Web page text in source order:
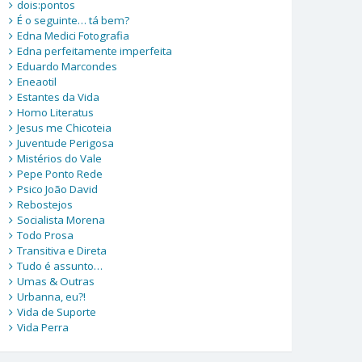
dois:pontos
É o seguinte… tá bem?
Edna Medici Fotografia
Edna perfeitamente imperfeita
Eduardo Marcondes
Eneaotil
Estantes da Vida
Homo Literatus
Jesus me Chicoteia
Juventude Perigosa
Mistérios do Vale
Pepe Ponto Rede
Psico João David
Rebostejos
Socialista Morena
Todo Prosa
Transitiva e Direta
Tudo é assunto…
Umas & Outras
Urbanna, eu?!
Vida de Suporte
Vida Perra